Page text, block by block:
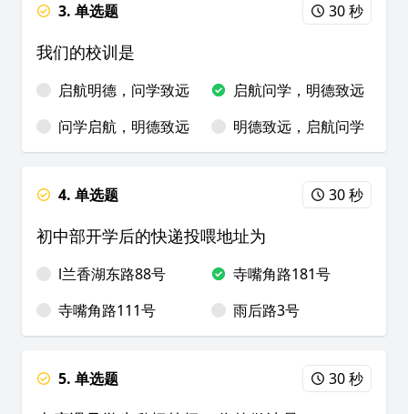
3. 单选题 30 秒
我们的校训是
启航明德，问学致远
启航问学，明德致远
问学启航，明德致远
明德致远，启航问学
4. 单选题 30 秒
初中部开学后的快递投喂地址为
l兰香湖东路88号
寺嘴角路181号
寺嘴角路111号
雨后路3号
5. 单选题 30 秒